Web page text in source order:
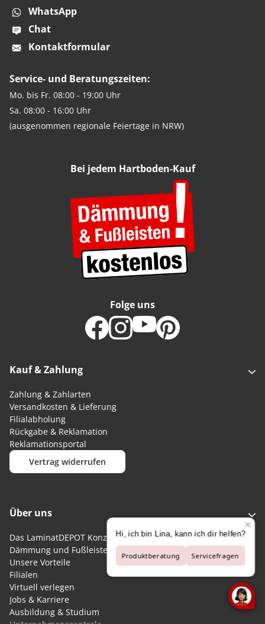
WhatsApp
Chat
Kontaktformular
Service- und Beratungszeiten:
Mo. bis Fr. 08:00 - 19:00 Uhr
Sa. 08:00 - 16:00 Uhr
(ausgenommen regionale Feiertage in NRW)
Bei jedem Hartboden-Kauf
Kauf & Zahlung
Zahlung & Zahlarten
Versandkosten & Lieferung
Filialabholung
Rückgabe & Reklamation
Reklamationsportal
Vertrag widerrufen
Folge uns
Über uns
Das LaminatDEPOT Konzept
Dämmung und Fußleisten kostenlos
Unsere Vorteile
Filialen
Virtuell verlegen
Jobs & Karriere
Ausbildung & Studium